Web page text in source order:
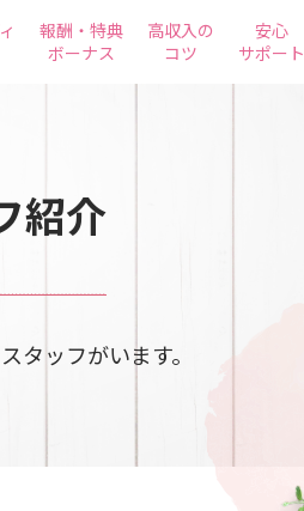
報酬・特典
ボーナス
高収入の
コツ
安心
サポート
紹介
ッフがいます。